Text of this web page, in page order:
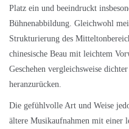
Platz ein und beeindruckt
Bühnenabbildung. Gleichwohl
Strukturierung des
chinesische Beau mit leichtem
Geschehen vergleichsweise
heranzurücken.
Die gefühlvolle Art und Weise
ältere Musikaufnahmen mit einer